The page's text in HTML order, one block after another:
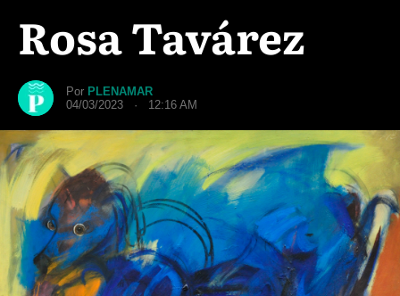
Rosa Tavárez
Por PLENAMAR
04/03/2023 · 12:16 AM